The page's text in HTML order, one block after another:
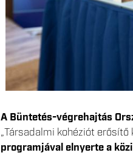
A Büntetés-végrehajtás
„Társadalmi kohéziót
programjával elnyerte a